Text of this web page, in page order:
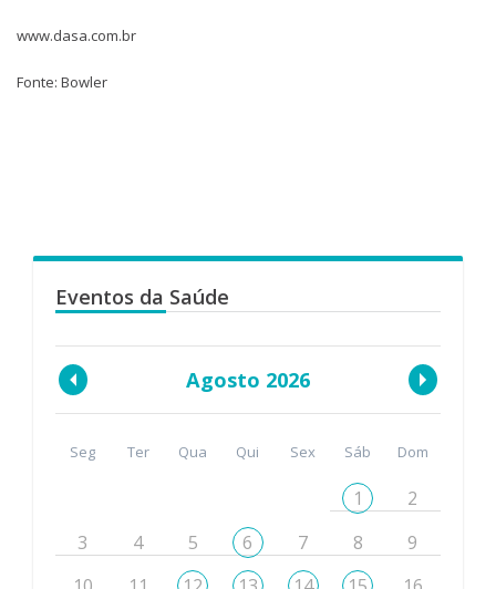
www.dasa.com.br
Fonte: Bowler
Eventos da Saúde
Agosto 2026
Seg Ter Qua Qui Sex Sáb Dom
1
2
3
4 5 6 7 8
9